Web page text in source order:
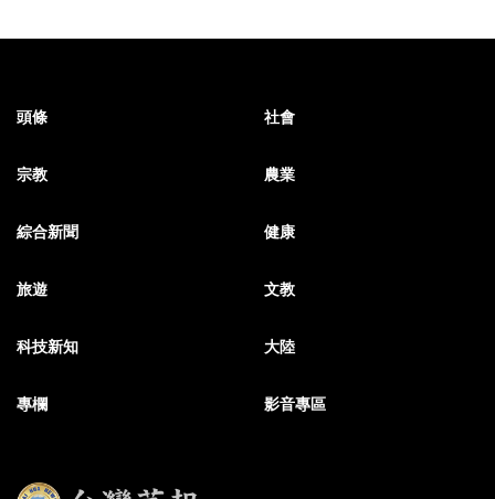
頭條 社會
宗教 農業
綜合新聞 健康
旅遊 文教
科技新知 大陸
專欄 影音專區